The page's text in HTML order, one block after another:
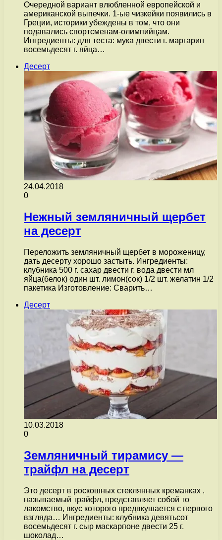
Очередной вариант влюбленной европейской и
американской выпечки. 1-ые чизкейки появились в
Греции, историки убеждены в том, что они
подавались спортсменам-олимпийцам.
Ингредиенты: для теста: мука двести г. маргарин
восемьдесят г. яйца…
Десерт
24.04.2018
0
Нежный земляничный щербет
на десерт
Переложить земляничный щербет в мороженицу,
дать десерту хорошо застыть. Ингредиенты:
клубника 500 г. сахар двести г. вода двести мл
яйца(белок) один шт. лимон(сок) 1/2 шт. желатин 1/2
пакетика Изготовление: Сварить…
Десерт
10.03.2018
0
Земляничный тирамису —
трайфл на десерт
Это десерт в роскошных стеклянных креманках ,
называемый трайфл, представляет собой то
лакомство, вкус которого предвкушается с первого
взгляда… Ингредиенты: клубника девятьсот
восемьдесят г. сыр маскарпоне двести 25 г.
шоколад…